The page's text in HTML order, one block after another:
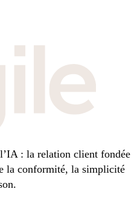
: la relation client fondée
la conformité, la simplicité